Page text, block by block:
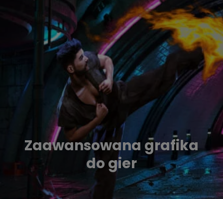
Zaawansowana grafika
do gier